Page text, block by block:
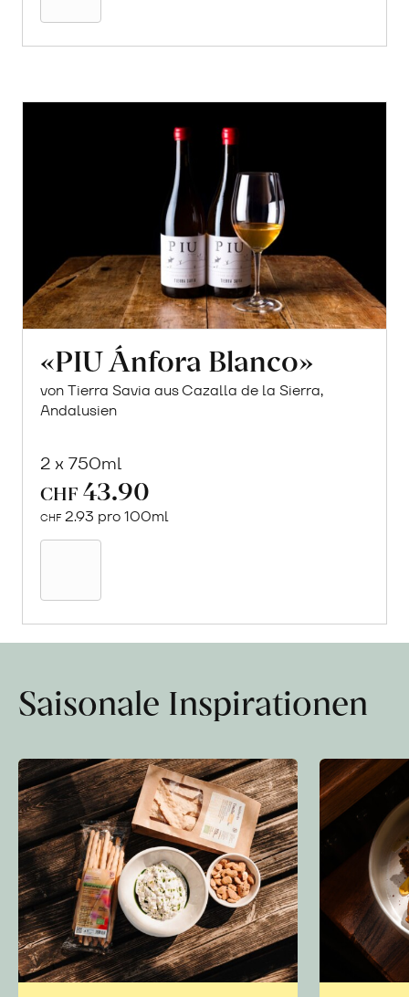
«PIU Ánfora Blanco»
von Tierra Savia aus Cazalla de la Sierra,
Andalusien
2 x 750ml
CHF 43.90
CHF 2.93 pro 100ml
Saisonale Inspirationen